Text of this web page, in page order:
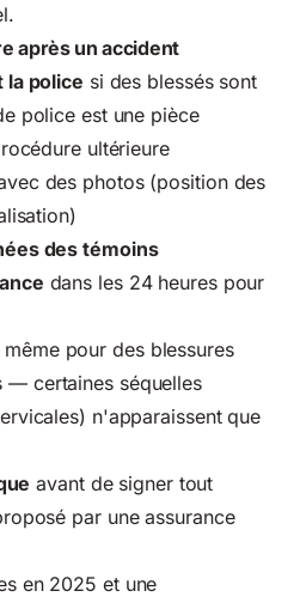
après un accident
la police si des blessés sont
police est une pièce
ultérieure
des photos (position des
des témoins
dans les 24 heures pour
même pour des blessures
— certaines séquelles
n'apparaissent que
avant de signer tout
par une assurance
en 2025 et une